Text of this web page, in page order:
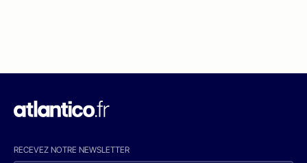
RECEVEZ NOTRE NEWSLETTER